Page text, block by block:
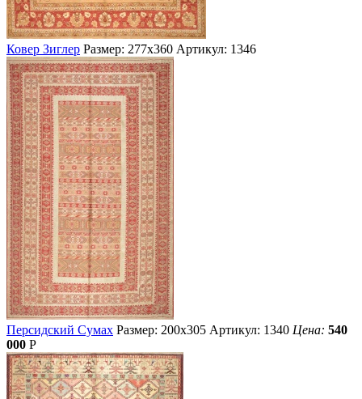
Ковер Зиглер Размер: 277х360 Артикул: 1346
Персидский Сумах Размер: 200х305 Артикул: 1340 Цена: 540
000 Р